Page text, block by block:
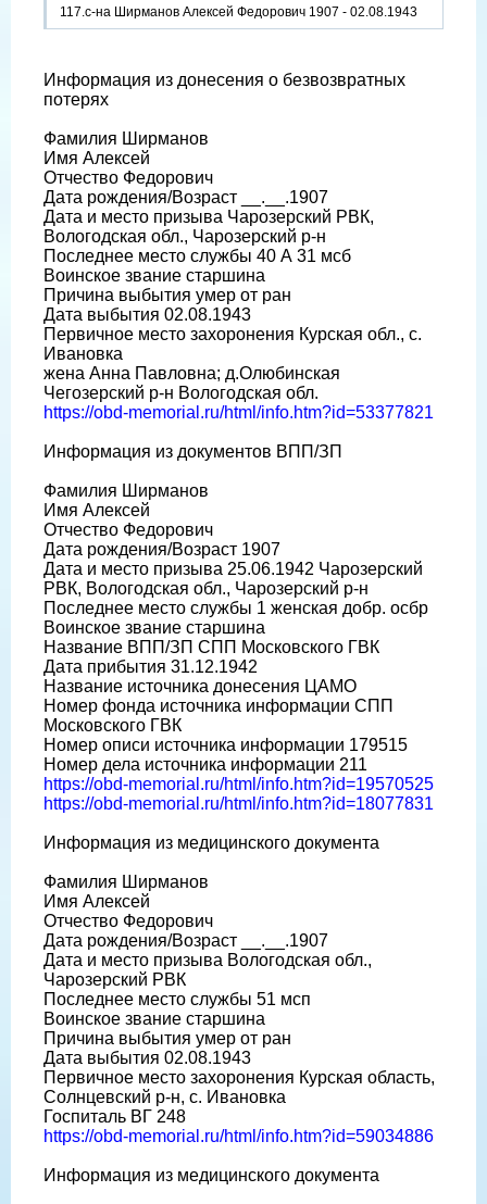
117.с-на Ширманов Алексей Федорович 1907 - 02.08.1943
Информация из донесения о безвозвратных
потерях
Фамилия Ширманов
Имя Алексей
Отчество Федорович
Дата рождения/Возраст __.__.1907
Дата и место призыва Чарозерский РВК,
Вологодская обл., Чарозерский р-н
Последнее место службы 40 А 31 мсб
Воинское звание старшина
Причина выбытия умер от ран
Дата выбытия 02.08.1943
Первичное место захоронения Курская обл., с.
Ивановка
жена Анна Павловна; д.Олюбинская
Чегозерский р-н Вологодская обл.
https://obd-memorial.ru/html/info.htm?id=53377821
Информация из документов ВПП/ЗП
Фамилия Ширманов
Имя Алексей
Отчество Федорович
Дата рождения/Возраст 1907
Дата и место призыва 25.06.1942 Чарозерский
РВК, Вологодская обл., Чарозерский р-н
Последнее место службы 1 женская добр. осбр
Воинское звание старшина
Название ВПП/ЗП СПП Московского ГВК
Дата прибытия 31.12.1942
Название источника донесения ЦАМО
Номер фонда источника информации СПП
Московского ГВК
Номер описи источника информации 179515
Номер дела источника информации 211
https://obd-memorial.ru/html/info.htm?id=19570525
https://obd-memorial.ru/html/info.htm?id=18077831
Информация из медицинского документа
Фамилия Ширманов
Имя Алексей
Отчество Федорович
Дата рождения/Возраст __.__.1907
Дата и место призыва Вологодская обл.,
Чарозерский РВК
Последнее место службы 51 мсп
Воинское звание старшина
Причина выбытия умер от ран
Дата выбытия 02.08.1943
Первичное место захоронения Курская область,
Солнцевский р-н, с. Ивановка
Госпиталь ВГ 248
https://obd-memorial.ru/html/info.htm?id=59034886
Информация из медицинского документа